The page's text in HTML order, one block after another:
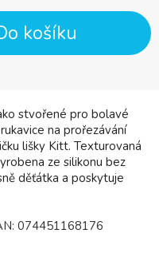
stvořené pro bolavé
na prořezávání
lišky Kitt. Texturovaná
ze silikonu bez
děťátka a poskytuje
košíku
074451168176